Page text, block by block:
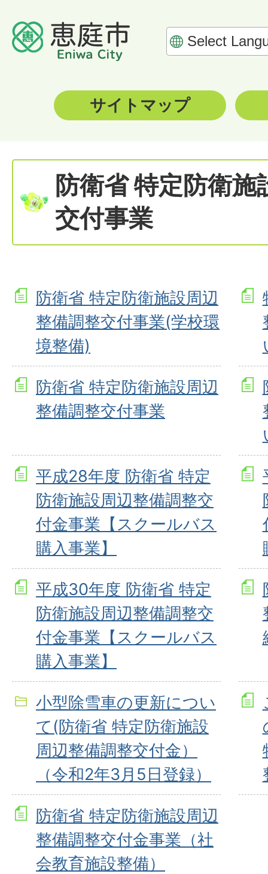
サイトマップ
防衛省 特定防衛
交付事業
防衛省 特定防衛施設周辺
整備調整交付事業(学校環
境整備)
防衛省 特定防衛施設周辺
整備調整交付事業
平成28年度 防衛省 特定
防衛施設周辺整備調整交
付金事業【スクールバス
購入事業】
平成30年度 防衛省 特定
防衛施設周辺整備調整交
付金事業【スクールバス
購入事業】
小型除雪車の更新につい
て(防衛省 特定防衛施設
周辺整備調整交付金）
（令和2年3月5日登録）
防衛省 特定防衛施設周辺
整備調整交付金事業（社
会教育施設整備）